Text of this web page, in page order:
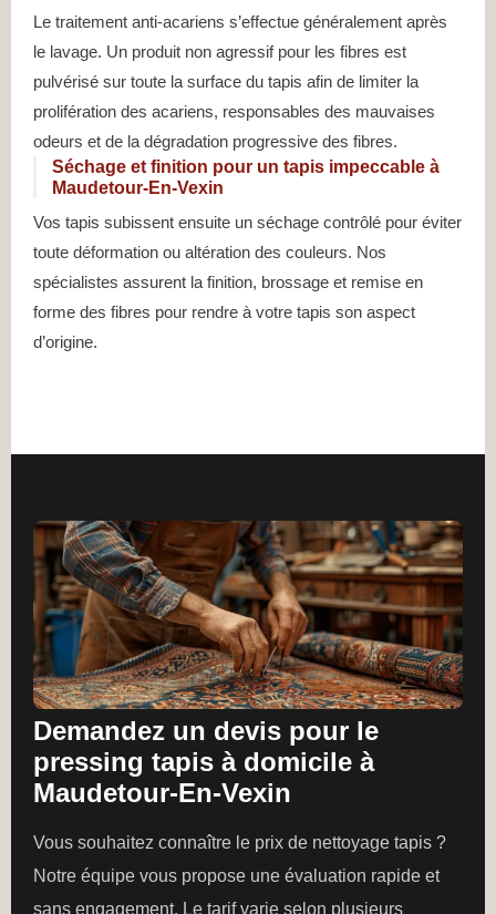
Le traitement anti-acariens s’effectue généralement après
le lavage. Un produit non agressif pour les fibres est
pulvérisé sur toute la surface du tapis afin de limiter la
prolifération des acariens, responsables des mauvaises
odeurs et de la dégradation progressive des fibres.
Séchage et finition pour un tapis impeccable à
Maudetour-En-Vexin
Vos tapis subissent ensuite un séchage contrôlé pour éviter
toute déformation ou altération des couleurs. Nos
spécialistes assurent la finition, brossage et remise en
forme des fibres pour rendre à votre tapis son aspect
d’origine.
Demandez un devis pour le
pressing tapis à domicile à
Maudetour-En-Vexin
Vous souhaitez connaître le prix de nettoyage tapis ?
Notre équipe vous propose une évaluation rapide et
sans engagement. Le tarif varie selon plusieurs